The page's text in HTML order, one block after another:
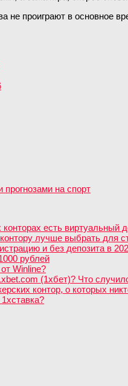
не проиграют в основное
на спорт
конторах есть виртуальный
лучше выбрать для
и без депозита в
рублей
Winline?
(1хбет)? Что
контор, о которых